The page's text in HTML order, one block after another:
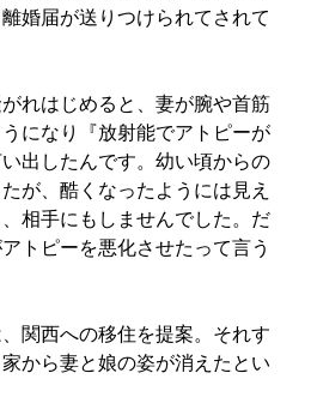
婚届が送りつけられてされて
がれはじめると、妻が腕や首筋
になり『放射能でアトピーが
出したんです。幼い頃からの
が、酷くなったようには見え
相手にもしませんでした。だ
トピーを悪化させたって言う
関西への移住を提案。それす
から妻と娘の姿が消えたとい